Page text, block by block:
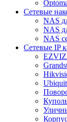
Сетевые
NAS
NAS
NAS
Сетевые IP
EZVIZ